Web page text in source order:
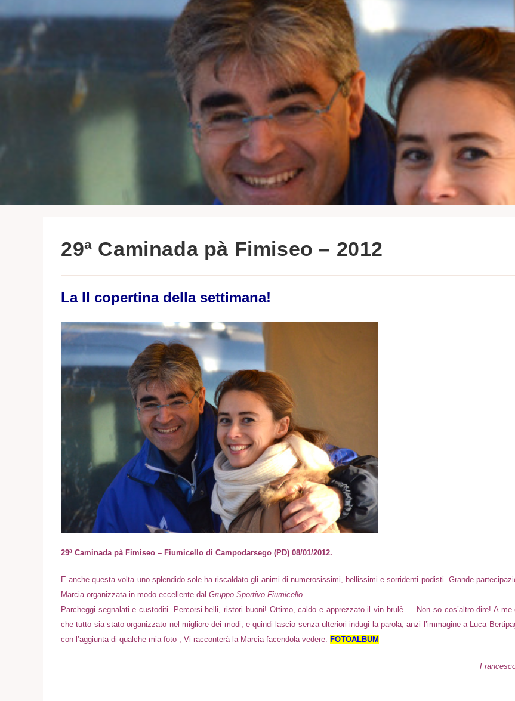
29ª Caminada pà Fimiseo – 2012
La II copertina della settimana!
29ª Caminada pà Fimiseo – Fiumicello di Campodarsego (PD) 08/01/2012.
E anche questa volta uno splendido sole ha riscaldato gli animi di numerosissimi, bellissimi e sorridenti podisti. Grande
Marcia organizzata in modo eccellente dal Gruppo Sportivo Fiumicello
Parcheggi segnalati e custoditi. Percorsi belli, ristori buoni! Ottimo, caldo e apprezzato il vin brulè … Non so cos’altro dire! A me
che tutto sia stato organizzato nel migliore dei modi, e quindi lascio senza ulteriori indugi la parola, anzi l’immagine a Luca
con l’aggiunta di qualche mia foto , Vi racconterà la Marcia facendola vedere. FOTOALBUM